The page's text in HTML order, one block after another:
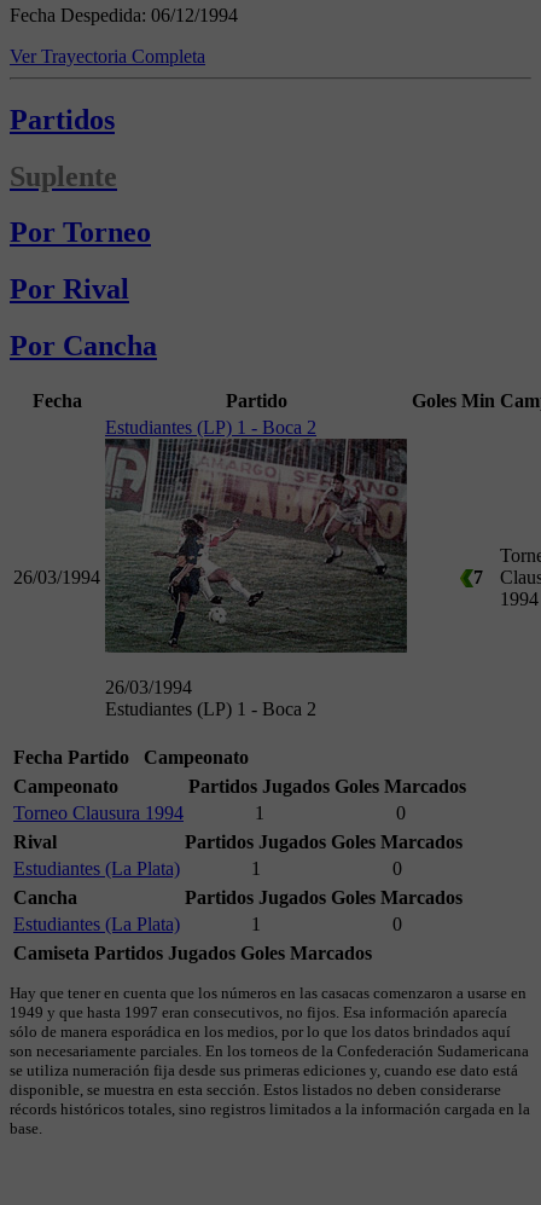
Fecha Despedida: 06/12/1994
Ver Trayectoria Completa
Partidos
Suplente
Por Torneo
Por Rival
Por Cancha
Fecha Partido Goles Min
26/03/1994
Estudiantes (LP) 1 - Boca 2
26/03/1994
Estudiantes (LP) 1 - Boca 2
7
1994
Fecha Partido
Campeonato
Campeonato
Partidos Jugados Goles Marcados
Torneo Clausura 1994
1
0
Rival
Partidos Jugados Goles Marcados
Estudiantes (La Plata)
1
0
Cancha
Partidos Jugados Goles Marcados
Estudiantes (La Plata)
1
0
Camiseta Partidos Jugados Goles Marcados
Hay que tener en cuenta que los números en las casacas comenzaron a usarse en
1949 y que hasta 1997 eran consecutivos, no fijos. Esa información aparecía
sólo de manera esporádica en los medios, por lo que los datos brindados aquí
son necesariamente parciales. En los torneos de la Confederación Sudamericana
se utiliza numeración fija desde sus primeras ediciones y, cuando ese dato está
disponible, se muestra en esta sección. Estos listados no deben considerarse
récords históricos totales, sino registros limitados a la información cargada en la
base.